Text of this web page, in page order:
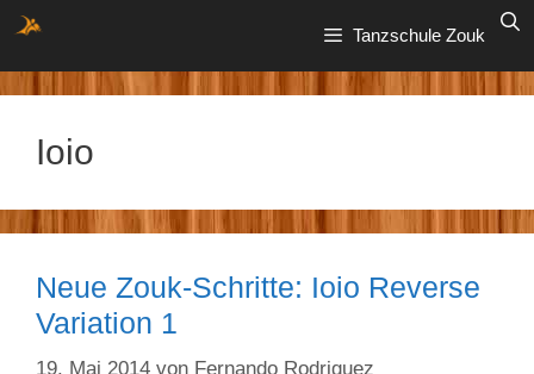
Zum
Inhalt
springen
Tanzschule Zouk
Ioio
Neue Zouk-Schritte: Ioio Reverse
Variation 1
19. Mai 2014 von Fernando Rodriguez